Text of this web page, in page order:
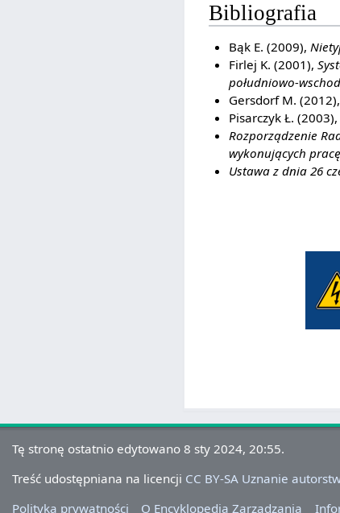
Bibliografia
Bąk E. (2009),
Firlej K. (2001),
południowo-
Gersdorf M. (2012),
Pisarczyk Ł. (2003),
Rozporządzenie
wykonujących
Ustawa z dnia 26
Tę stronę ostatnio edytowano 8 sty 2024, 20:55.
Treść udostępniana na licencji CC BY-SA Uznanie
Polityka prywatności
O Encyklopedia Zarządzania